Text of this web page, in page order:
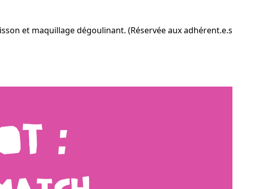
et maquillage dégoulinant. (Réservée aux adhérent.e.s